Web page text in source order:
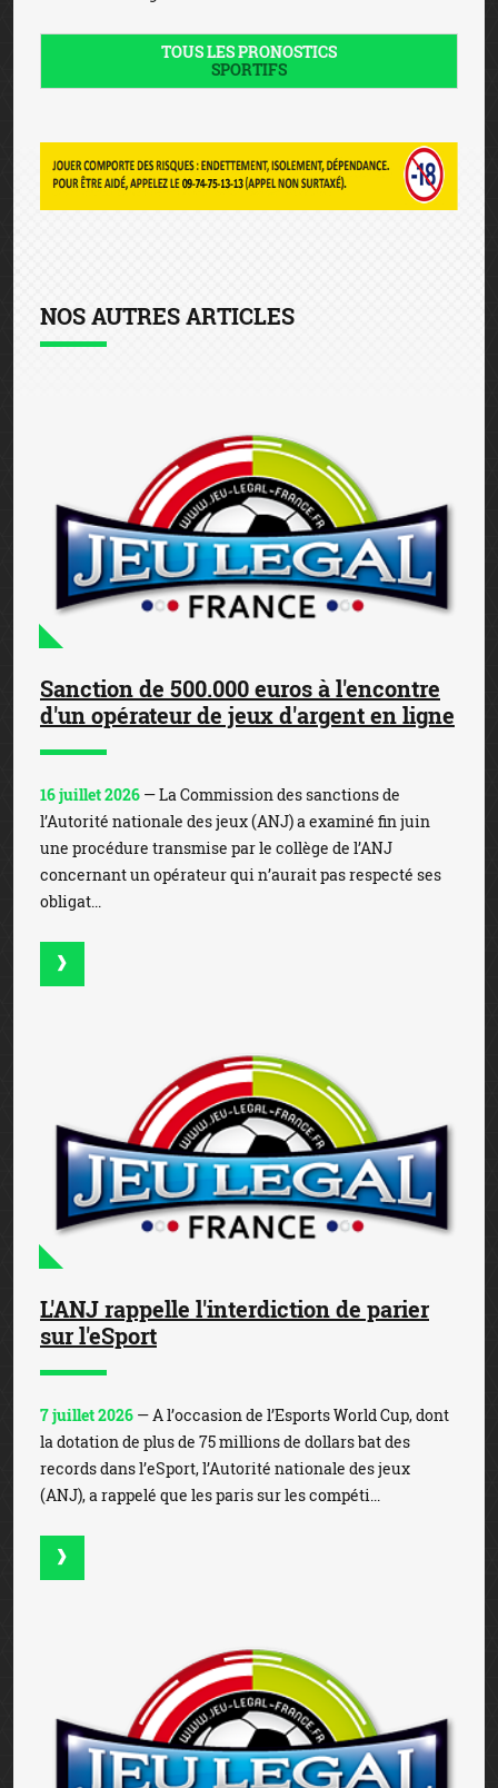
TOUS LES PRONOSTICS
SPORTIFS
NOS AUTRES ARTICLES
Sanction de 500.000 euros à l'encontre
d'un opérateur de jeux d'argent en ligne
16 juillet 2026 — La Commission des sanctions de
l’Autorité nationale des jeux (ANJ) a examiné fin juin
une procédure transmise par le collège de l’ANJ
concernant un opérateur qui n’aurait pas respecté ses
obligat...
L'ANJ rappelle l'interdiction de parier
sur l'eSport
7 juillet 2026 — A l’occasion de l’Esports World Cup, dont
la dotation de plus de 75 millions de dollars bat des
records dans l’eSport, l’Autorité nationale des jeux
(ANJ), a rappelé que les paris sur les compéti...